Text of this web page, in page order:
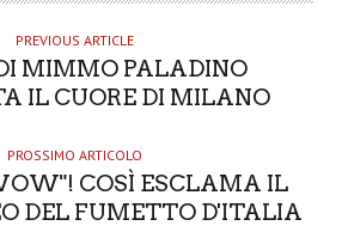
PREVIOUS ARTICLE
MIMMO PALADINO
IL CUORE DI MILANO
PROSSIMO ARTICOLO
COSÌ ESCLAMA IL
DEL FUMETTO D'ITALIA